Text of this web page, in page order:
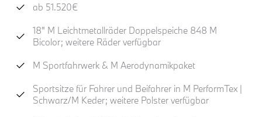
ab 51.520€
18" M Leichtmetallräder Doppelspeiche 848 M
Bicolor; weitere Räder verfügbar
M Sportfahrwerk & M Aerodynamikpaket
Sportsitze für Fahrer und Beifahrer in M PerformTex |
Schwarz/M Keder; weitere Polster verfügbar